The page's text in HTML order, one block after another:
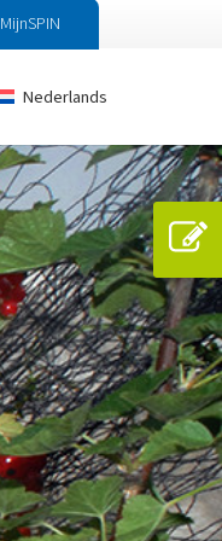
MijnSPIN
Nederlands